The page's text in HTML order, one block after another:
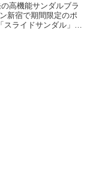
高機能サンダルブラ
新宿で期間限定のポ
ライドサンダル」の